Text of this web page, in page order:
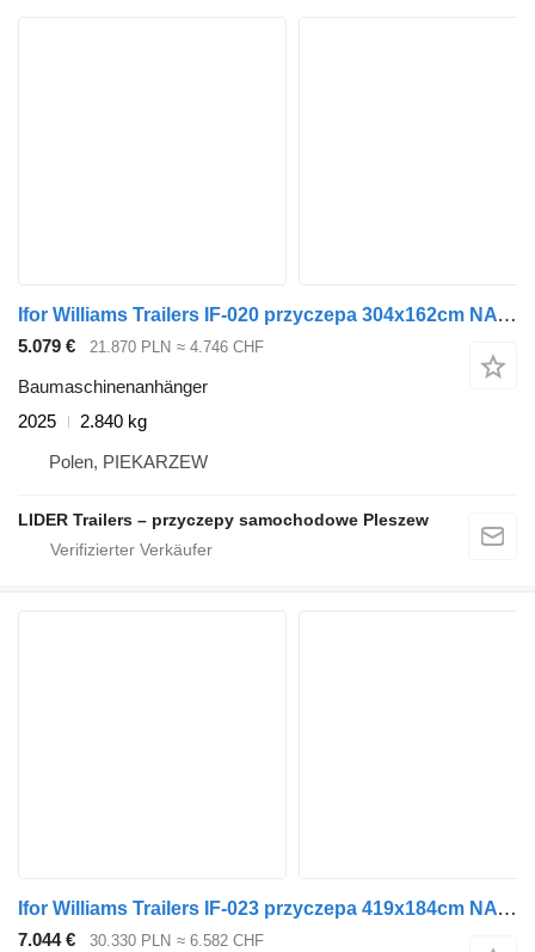
Ifor Williams Trailers IF-020 przyczepa 304x162cm NA RESORACH do minikoparki, ładowarki
5.079 € 21.870 PLN ≈ 4.746 CHF
Baumaschinenanhänger
2025
2.840 kg
Polen, PIEKARZEW
LIDER Trailers – przyczepy samochodowe Pleszew
Ifor Williams Trailers IF-023 przyczepa 419x184cm NA RESORACH do minikoparki, ładowarki
7.044 € 30.330 PLN ≈ 6.582 CHF